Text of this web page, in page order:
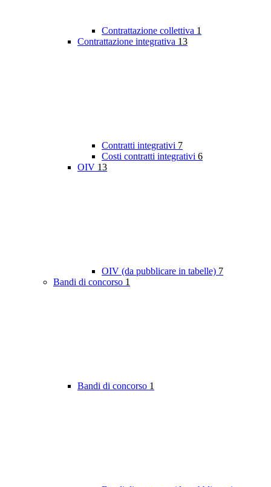
Contrattazione collettiva 1
Contrattazione integrativa 13
Contratti integrativi 7
Costi contratti integrativi 6
OIV 13
OIV (da pubblicare in tabelle) 7
Bandi di concorso 1
Bandi di concorso 1